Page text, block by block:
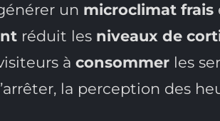
un microclimat frais
réduit les niveaux de
à consommerles
la perception des